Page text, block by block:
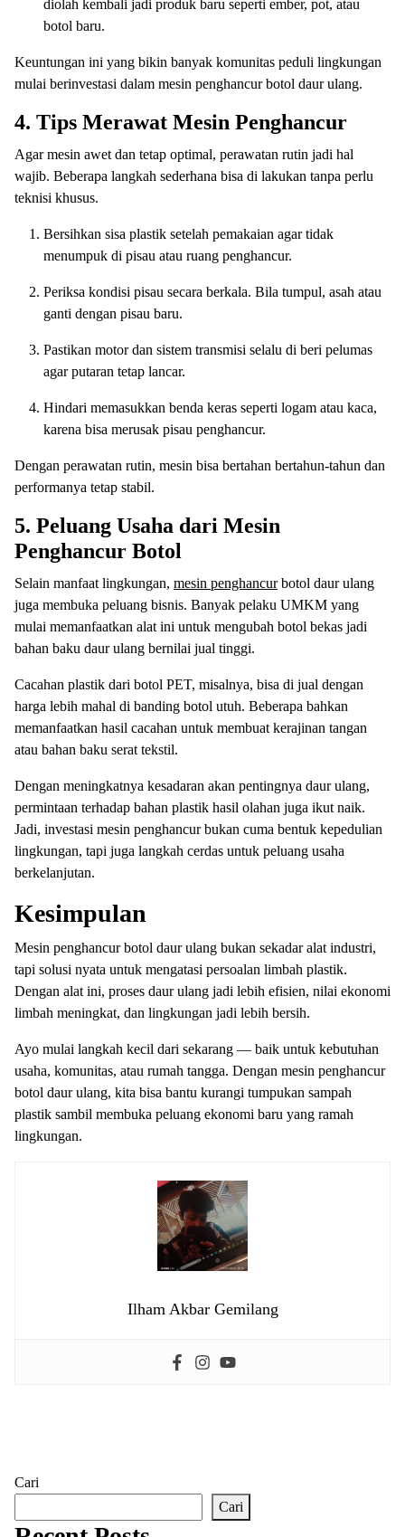
diolah kembali jadi produk baru seperti ember, pot, atau
botol baru.
Keuntungan ini yang bikin banyak komunitas peduli lingkungan
mulai berinvestasi dalam mesin penghancur botol daur ulang.
4. Tips Merawat Mesin Penghancur
Agar mesin awet dan tetap optimal, perawatan rutin jadi hal
wajib. Beberapa langkah sederhana bisa di lakukan tanpa perlu
teknisi khusus.
Bersihkan sisa plastik setelah pemakaian agar tidak
menumpuk di pisau atau ruang penghancur.
Periksa kondisi pisau secara berkala. Bila tumpul, asah atau
ganti dengan pisau baru.
Pastikan motor dan sistem transmisi selalu di beri pelumas
agar putaran tetap lancar.
Hindari memasukkan benda keras seperti logam atau kaca,
karena bisa merusak pisau penghancur.
Dengan perawatan rutin, mesin bisa bertahan bertahun-tahun dan
performanya tetap stabil.
5. Peluang Usaha dari Mesin
Penghancur Botol
Selain manfaat lingkungan, mesin penghancurbotol daur ulang
juga membuka peluang bisnis. Banyak pelaku UMKM yang
mulai memanfaatkan alat ini untuk mengubah botol bekas jadi
bahan baku daur ulang bernilai jual tinggi.
Cacahan plastik dari botol PET, misalnya, bisa di jual dengan
harga lebih mahal di banding botol utuh. Beberapa bahkan
memanfaatkan hasil cacahan untuk membuat kerajinan tangan
atau bahan baku serat tekstil.
Dengan meningkatnya kesadaran akan pentingnya daur ulang,
permintaan terhadap bahan plastik hasil olahan juga ikut naik.
Jadi, investasi mesin penghancur bukan cuma bentuk kepedulian
lingkungan, tapi juga langkah cerdas untuk peluang usaha
berkelanjutan.
Kesimpulan
Mesin penghancur botol daur ulang bukan sekadar alat industri,
tapi solusi nyata untuk mengatasi persoalan limbah plastik.
Dengan alat ini, proses daur ulang jadi lebih efisien, nilai ekonomi
limbah meningkat, dan lingkungan jadi lebih bersih.
Ayo mulai langkah kecil dari sekarang — baik untuk kebutuhan
usaha, komunitas, atau rumah tangga. Dengan mesin penghancur
botol daur ulang, kita bisa bantu kurangi tumpukan sampah
plastik sambil membuka peluang ekonomi baru yang ramah
lingkungan.
Ilham Akbar Gemilang
Cari
Cari